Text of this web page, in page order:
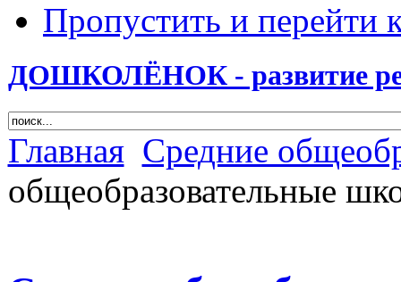
Пропустить и перейти
ДОШКОЛЁНОК - развитие
Главная Cредние
общеобразовательные